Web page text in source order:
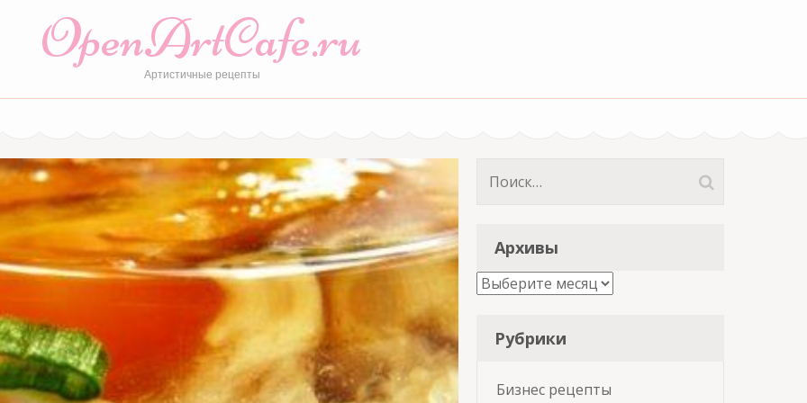
OpenArtCafe.ru
Артистичные рецепты
Найти:
Архивы
Архивы
Рубрики
Бизнес рецепты